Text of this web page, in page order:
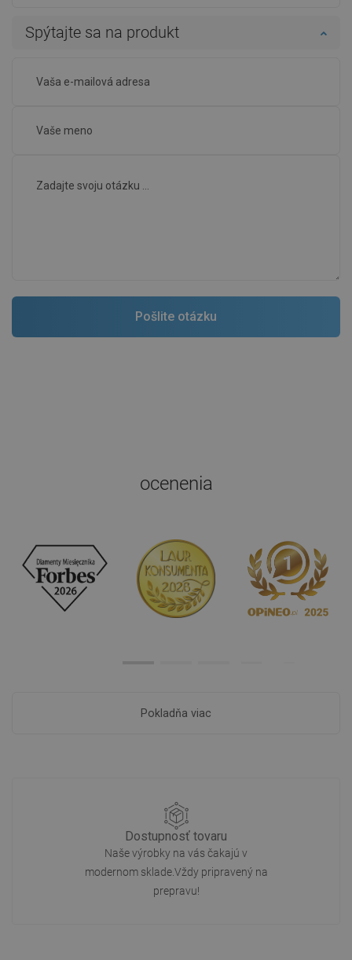
Spýtajte sa na produkt
ocenenia
Pokladňa viac
Dostupnosť tovaru
Naše výrobky na vás čakajú v
modernom sklade.Vždy pripravený na
prepravu!